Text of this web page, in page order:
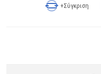
+Σύγκριση